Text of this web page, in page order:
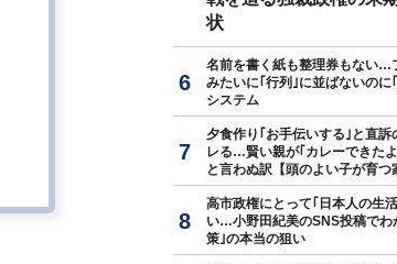
状
名前を書く紙も整理券もない…
みたいに｢行列｣に並ばないのに
システム
夕食作り｢お手伝いする｣と直
レる…賢い親が｢カレーできた
と言わぬ訳【頭のよい子が育つ
高市政権にとって｢日本人の生
い…小野田紀美のSNS投稿でわ
策｣の本当の狙い